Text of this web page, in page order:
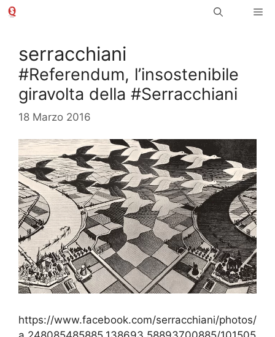
Vai
serracchiani
#Referendum, l’insostenibile
giravolta della #Serracchiani
18 Marzo 2016
https://www.facebook.com/serracchiani/photos/